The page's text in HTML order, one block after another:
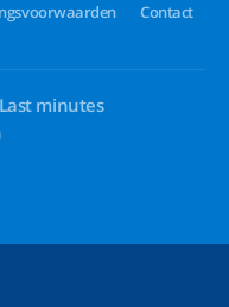
Contact
Last minutes